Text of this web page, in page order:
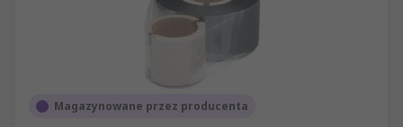
Magazynowane przez producenta